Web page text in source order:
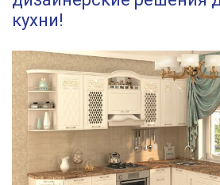
кухни!